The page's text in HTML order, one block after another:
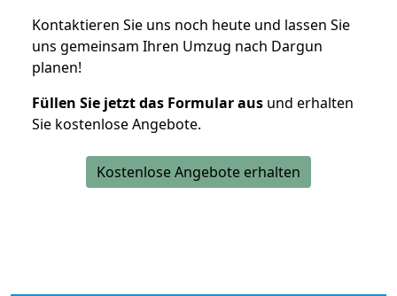
Kontaktieren Sie uns noch heute und lassen Sie
uns gemeinsam Ihren Umzug nach Dargun
planen!
Füllen Sie jetzt das Formular aus und erhalten
Sie kostenlose Angebote.
Kostenlose Angebote erhalten